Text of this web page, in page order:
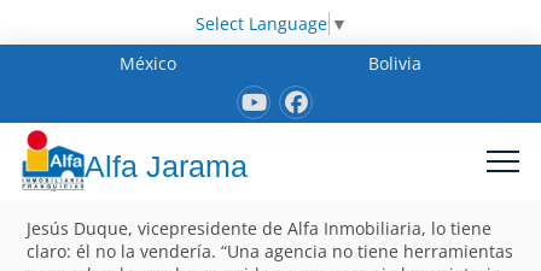
Select Language ▼
México
Bolivia
Alfa Jarama
Jesús Duque, vicepresidente de Alfa Inmobiliaria, lo tiene
claro: él no la vendería. “Una agencia no tiene herramientas